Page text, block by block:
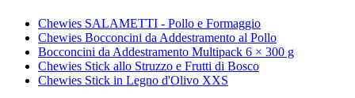
Chewies SALAMETTI - Pollo e Formaggio
Chewies Bocconcini da Addestramento al Pollo
Bocconcini da Addestramento Multipack 6 × 300 g
Chewies Stick allo Struzzo e Frutti di Bosco
Chewies Stick in Legno d'Olivo XXS